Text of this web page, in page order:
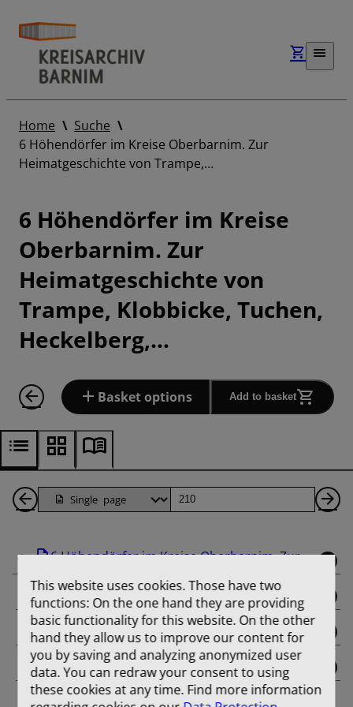
Home
Suche
6 Höhendörfer im Kreise Oberbarnim. Zur
Heimatgeschichte von Trampe,…
6 Höhendörfer im Kreise
Oberbarnim. Zur
Heimatgeschichte von
Trampe, Klobbicke, Tuchen,
Heckelberg,…
Basket options Add to basket
Back
Pages
Page
6 Höhendörfer im Kreise Oberbarnim. Zur ...
binding
title_page
contents
Aus der Entwicklungsgeschichte von Dorf und
This website uses cookies. Those have two
functions: On the one hand they are providing
basic functionality for this website. On the other
hand they allow us to improve our content for
you by saving and analyzing anonymized user
data. You can redraw your consent to using
these cookies at any time. Find more information